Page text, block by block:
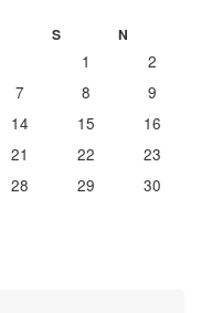
S N
1
2
7 8
9
14 15
16
21 22
23
28 29
30